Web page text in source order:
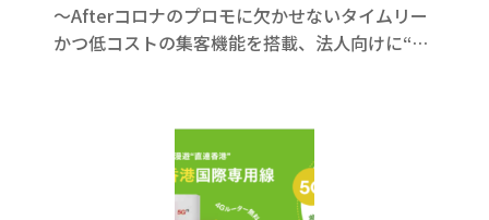
～Afterコロナのプロモに欠かせないタイムリー
かつ低コストの集客機能を搭載、法人向けに“無
では、このほど海外在住日本人向け日本人向け
双方向・参加型現地情報ポータルアプリ「邦人
NAVI」をVer.2.0にアップデートし、近日、
iOS、Androidの各アプリストアで配信を開始い